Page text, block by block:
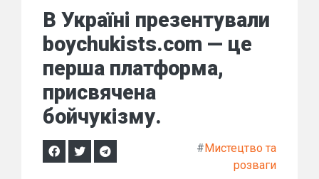
В Україні презентували
boychukists.com — це
перша платформа,
присвячена
бойчукізму.
#Мистецтво та
розваги